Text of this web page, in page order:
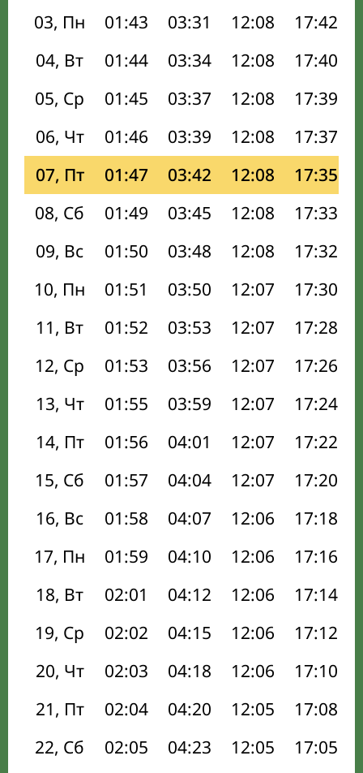
03, Пн
01:43 03:31 12:08 17:42
04, Вт
01:44 03:34 12:08 17:40
05, Ср
01:45 03:37 12:08 17:39
06, Чт
01:46 03:39 12:08 17:37
07, Пт
01:47 03:42 12:08 17:35
08, Сб
01:49 03:45 12:08 17:33
09, Вс
01:50 03:48 12:08 17:32
10, Пн
01:51 03:50 12:07 17:30
11, Вт
01:52 03:53 12:07 17:28
12, Ср
01:53 03:56 12:07 17:26
13, Чт
01:55 03:59 12:07 17:24
14, Пт
01:56 04:01 12:07 17:22
15, Сб
01:57 04:04 12:07 17:20
16, Вс
01:58 04:07 12:06 17:18
17, Пн
01:59 04:10 12:06 17:16
18, Вт
02:01 04:12 12:06 17:14
19, Ср
02:02 04:15 12:06 17:12
20, Чт
02:03 04:18 12:06 17:10
21, Пт
02:04 04:20 12:05 17:08
22, Сб
02:05 04:23 12:05 17:05